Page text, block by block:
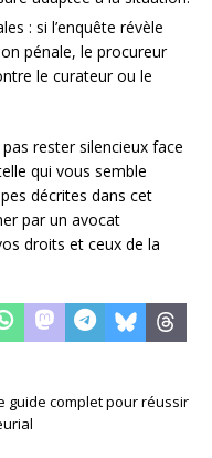
: si l’enquête révèle
pénale, le procureur
le curateur ou le
rester silencieux face
qui vous semble
décrites dans cet
par un avocat
droits et ceux de la
guide complet pour réussir